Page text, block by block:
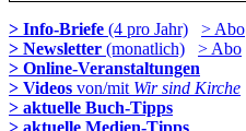
> Info-Briefe (4 pro Jahr)
> Abo
> Newsletter (monatlich)
> Abo
> Online-Veranstaltungen
> Videos von/mit Wir sind Kirche
> aktuelle Buch-Tipps
> aktuelle Medien-Tipps